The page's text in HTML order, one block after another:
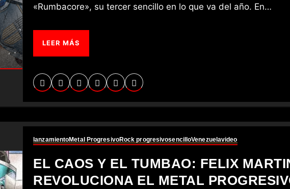
«Rumbacore», su tercer sencillo en lo que va del año. En…
LEER MÁS
lanzamientoMetal ProgresivoRock progresivosencilloVenezuelavideo
EL CAOS Y EL TUMBAO: FELIX
REVOLUCIONA EL METAL